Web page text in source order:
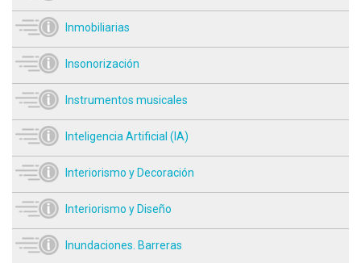
Inmobiliarias
Insonorización
Instrumentos musicales
Inteligencia Artificial (IA)
Interiorismo y Decoración
Interiorismo y Diseño
Inundaciones. Barreras